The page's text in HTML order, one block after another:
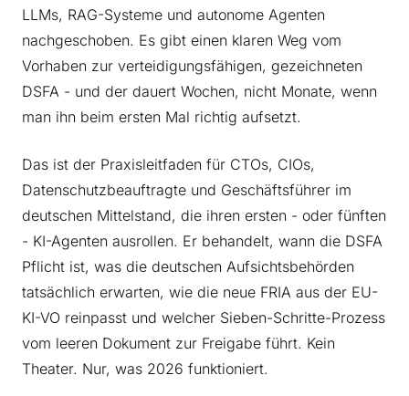
LLMs, RAG-Systeme und autonome Agenten
nachgeschoben. Es gibt einen klaren Weg vom
Vorhaben zur verteidigungsfähigen, gezeichneten
DSFA - und der dauert Wochen, nicht Monate, wenn
man ihn beim ersten Mal richtig aufsetzt.
Das ist der Praxisleitfaden für CTOs, CIOs,
Datenschutzbeauftragte und Geschäftsführer im
deutschen Mittelstand, die ihren ersten - oder fünften
- KI-Agenten ausrollen. Er behandelt, wann die DSFA
Pflicht ist, was die deutschen Aufsichtsbehörden
tatsächlich erwarten, wie die neue FRIA aus der EU-
KI-VO reinpasst und welcher Sieben-Schritte-Prozess
vom leeren Dokument zur Freigabe führt. Kein
Theater. Nur, was 2026 funktioniert.